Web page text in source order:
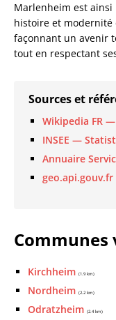
Marlenheim est
histoire et
façonnant un avenir
tout en respectant
Sources et
Wikipedia FR
INSEE —
Annuaire
Communes
Kirchheim (1.9 km)
Nordheim (2.2 km)
Odratzheim (2.4 km)